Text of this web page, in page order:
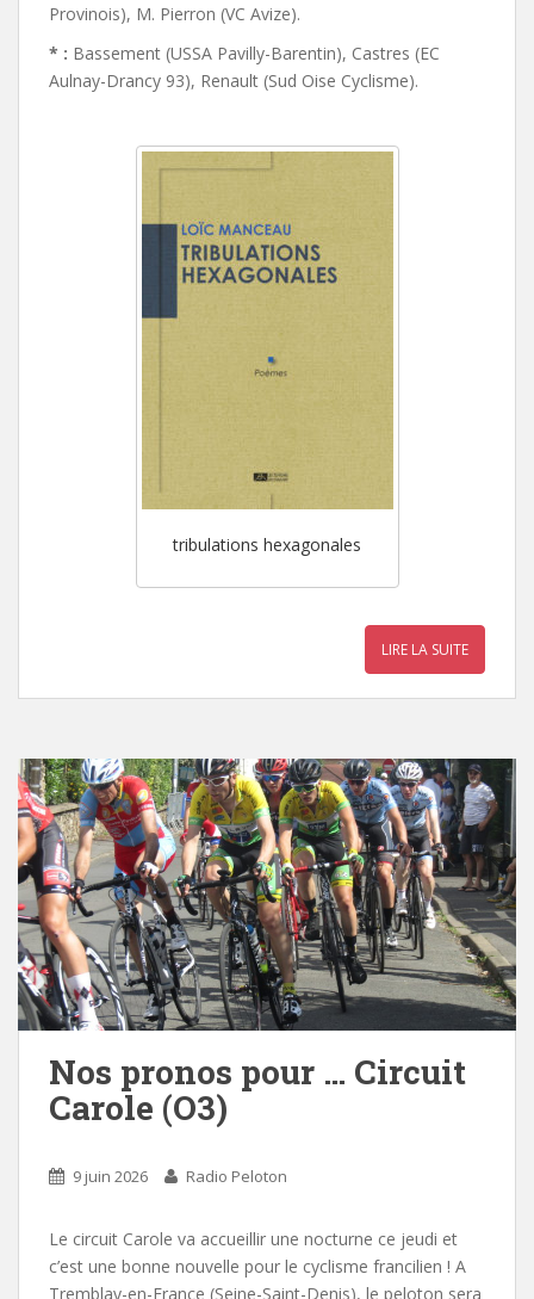
Provinois), M. Pierron (VC Avize).
* : Bassement (USSA Pavilly-Barentin), Castres (EC
Aulnay-Drancy 93), Renault (Sud Oise Cyclisme).
tribulations hexagonales
LIRE LA SUITE
Nos pronos pour … Circuit
Carole (O3)
9 juin 2026 Radio Peloton
Le circuit Carole va accueillir une nocturne ce jeudi et
c’est une bonne nouvelle pour le cyclisme francilien ! A
Tremblay-en-France (Seine-Saint-Denis), le peloton sera